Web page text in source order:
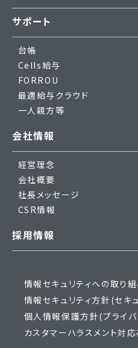
サポート
台帳
Cells給与
FORROU
最適給与クラウド
一人親方等
会社情報
経営理念
会社概要
社長メッセージ
CSR情報
採用情報
情報セキュリティへの取り
情報セキュリティ方針(セキ
個人情報保護方針(プライ
カスタマーハラスメント対